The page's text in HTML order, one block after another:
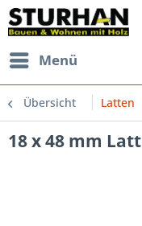
Menü
Übersicht Latten
18 x 48 mm